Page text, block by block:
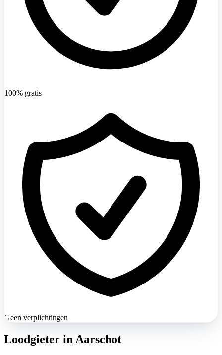
100% gratis
Geen verplichtingen
Loodgieter in Aarschot